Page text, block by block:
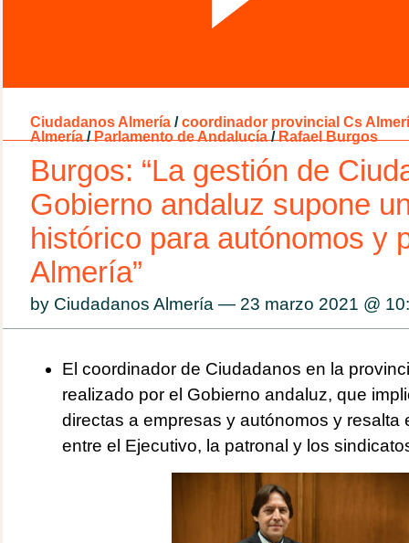
Ciudadanos Almería / coordinador provincial Cs
Almería / Parlamento de Andalucía / Rafael Burgos
Burgos: “La gestión de
Gobierno andaluz supone
histórico para autónomos y
Almería”
by Ciudadanos Almería — 23 marzo 2021 @
El coordinador de Ciudadanos en la
realizado por el Gobierno andaluz, que
directas a empresas y autónomos y resalta
entre el Ejecutivo, la patronal y los